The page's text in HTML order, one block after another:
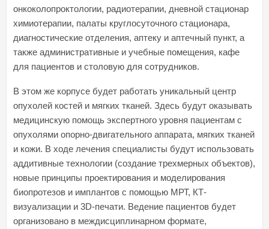
онкоколопроктологии, радиотерапии, дневной стационар
химиотерапии, палаты круглосуточного стационара,
диагностические отделения, аптеку и аптечный пункт, а
также административные и учебные помещения, кафе
для пациентов и столовую для сотрудников.
В этом же корпусе будет работать уникальный центр
опухолей костей и мягких тканей. Здесь будут оказывать
медицинскую помощь экспертного уровня пациентам с
опухолями опорно-двигательного аппарата, мягких тканей
и кожи. В ходе лечения специалисты будут использовать
аддитивные технологии (создание трехмерных объектов),
новые принципы проектирования и моделирования
биопротезов и имплантов с помощью МРТ, КТ-
визуализации и 3D-печати. Ведение пациентов будет
организовано в междисциплинарном формате,